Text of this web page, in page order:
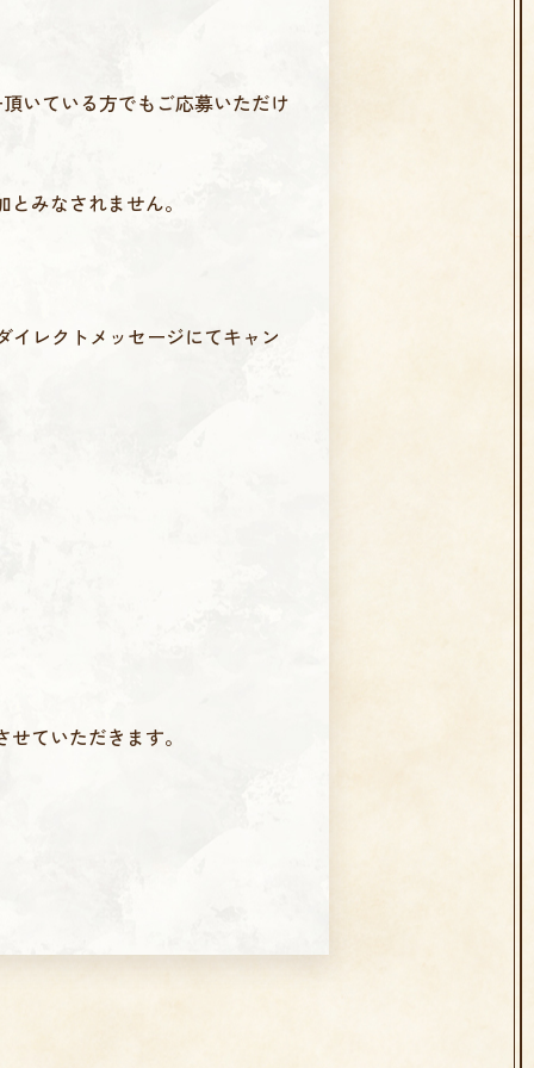
いている方でもご応募いただけ
みなされません。
イレクトメッセージにてキャン
ていただきます。